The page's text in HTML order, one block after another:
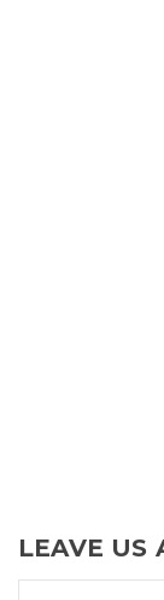
LEAVE US